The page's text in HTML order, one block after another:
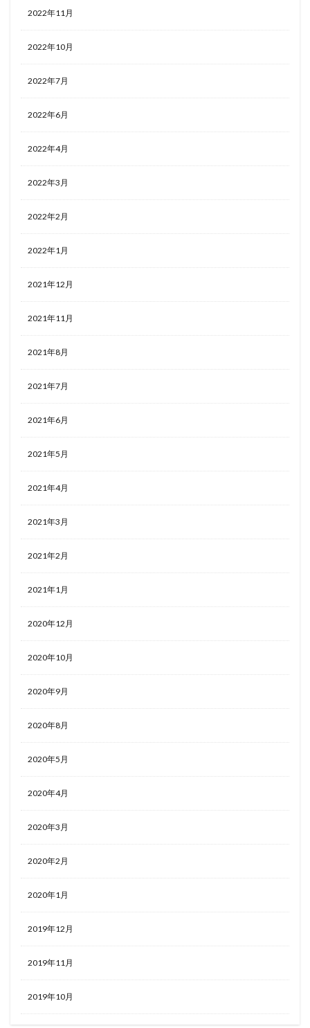
2022年11月
2022年10月
2022年7月
2022年6月
2022年4月
2022年3月
2022年2月
2022年1月
2021年12月
2021年11月
2021年8月
2021年7月
2021年6月
2021年5月
2021年4月
2021年3月
2021年2月
2021年1月
2020年12月
2020年10月
2020年9月
2020年8月
2020年5月
2020年4月
2020年3月
2020年2月
2020年1月
2019年12月
2019年11月
2019年10月